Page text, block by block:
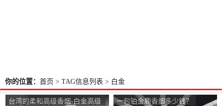
你的位置： 首页 > TAG信息列表 > 白金
台湾的柔和高级香烟-白金高级
一包铂金鹿香烟多少钱？